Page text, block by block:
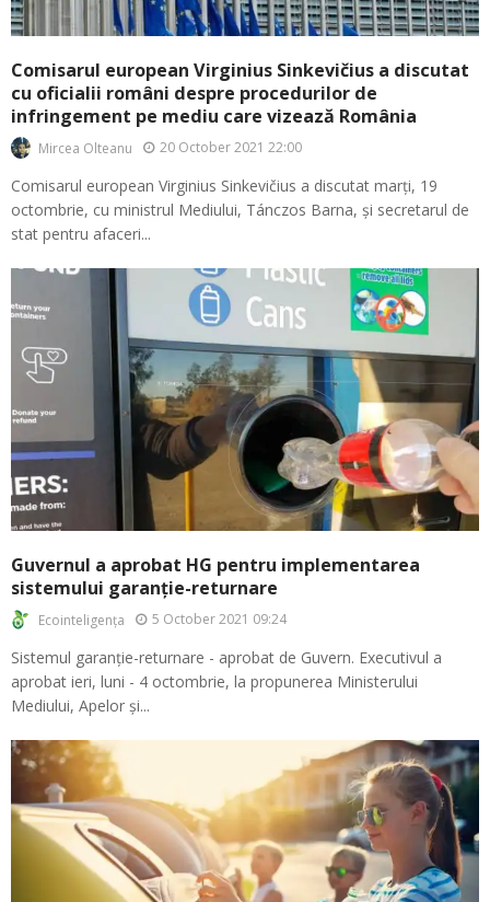
Comisarul european Virginius Sinkevičius a discutat
cu oficialii români despre procedurilor de
infringement pe mediu care vizează România
Mircea Olteanu 20 October 2021 22:00
Comisarul european Virginius Sinkevičius a discutat marți, 19
octombrie, cu ministrul Mediului, Tánczos Barna, și secretarul de
stat pentru afaceri...
Guvernul a aprobat HG pentru implementarea
sistemului garanție-returnare
Ecointeligența 5 October 2021 09:24
Sistemul garanție-returnare - aprobat de Guvern. Executivul a
aprobat ieri, luni - 4 octombrie, la propunerea Ministerului
Mediului, Apelor și...